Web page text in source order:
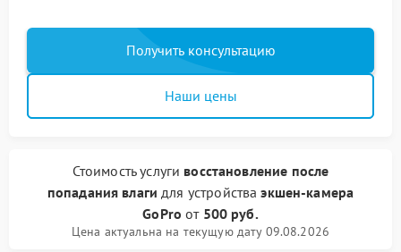
Получить консультацию
Наши цены
Стоимость услуги восстановление после
попадания влаги для устройстваэкшен-камера
GoPro от 500 руб.
Цена актуальна на текущую дату 09.08.2026